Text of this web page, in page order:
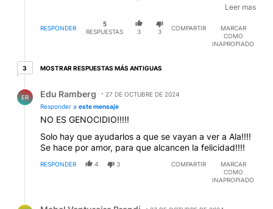
PERMANENTE CON ALGÚN OTRO PROGRAMA DE
CANZONETTAS NAPOLITANAS. ALGO RECUERDO Y
LA COSA ERA MÁS O MENOS ASÍ: LA G.FRÍA Y QUIÉN
SERÍA EL PRIMERO EN APRXXXETAR EL BOTÓN;
ESO...GRECIA, TURQUÍA, CHIPRE, IRLANDA, EGIPTO,
NOVELA Y ALGÚN OTRO QUE SE ME PIERDE EN LA
MEMORIA Y QUE QUIERAN AGREGAR. CUANDO
AVANZABAN LAS CONVERSACIONES EN VÍAS A LA
SOLUCIÓN, EL CObarXXDE TErroxxxRISMO, PONÍA
AQUÍ Y ALLÁ ALGUNA BoooMXXBA Y SE
DESMORONABA TODA POSIBLE comPONENDA. CON
DOXXXLOR POR LA GENTE QUE SUFXXRE Y QUE
VIVE BAJO LOS ESCXXXOMBROS ¡LOS UNOS Y LOS
OTROS!, DIGO SEGUIMOS IGUAL, CON EL DIÁLOGO
Leer mas
RESPONDER
5
RESPUESTAS
3 3
COMPARTIR
MARCAR
COMO
INAPROPIADO
33 respuestas más antiguas
MOSTRAR RESPUESTAS MÁS ANTIGUAS
ER Edu Ramberg
27 DE OCTUBRE DE 2024
Responder a este mensaje
NO ES GENOCIDIO!!!!!
Solo hay que ayudarlos a que se vayan a ver a Ala!!!!
Se hace por amor, para que alcancen la felicidad!!!!
RESPONDER 4 3 COMPARTIR
MARCAR
COMO
INAPROPIADO